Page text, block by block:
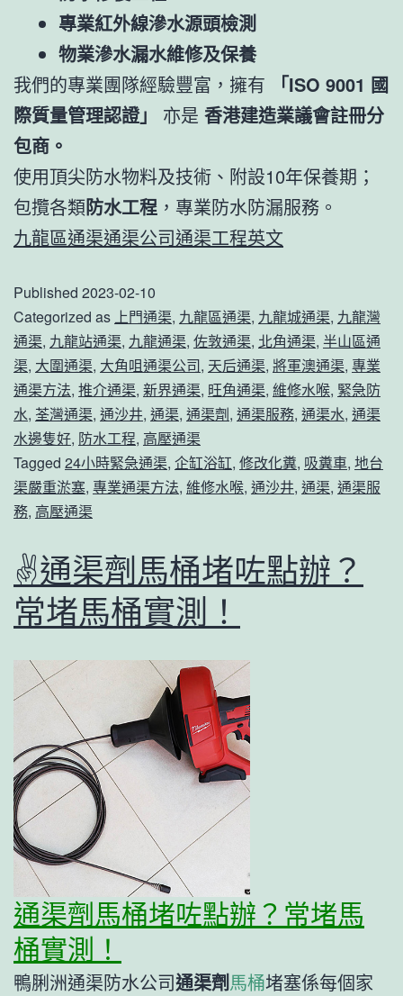
專業紅外線滲水源頭檢測
物業滲水漏水維修及保養
我們的專業團隊經驗豐富，擁有
「ISO 9001 國
際質量管理認證」
亦是 香港建造業議會註冊分
包商。
使用頂尖防水物料及技術、附設10年保養期；
包攬各類防水工程 ，專業防水防漏服務。
九龍區通渠通渠公司通渠工程英文
Published 2023-02-10
Categorized as 上門通渠, 九龍區通渠, 九龍城通渠, 九龍灣
通渠, 九龍站通渠, 九龍通渠, 佐敦通渠, 北角通渠, 半山區通
渠, 大圍通渠, 大角咀通渠公司, 天后通渠, 將軍澳通渠, 專業
通渠方法, 推介通渠, 新界通渠, 旺角通渠, 維修水喉, 緊急防
水, 荃灣通渠, 通沙井, 通渠, 通渠劑, 通渠服務, 通渠水, 通渠
水邊隻好, 防水工程, 高壓通渠
Tagged 24小時緊急通渠, 企缸浴缸, 修改化糞, 吸糞車, 地台
渠嚴重淤塞, 專業通渠方法, 維修水喉, 通沙井, 通渠, 通渠服
務, 高壓通渠
✌通渠劑馬桶堵咗點辦？
常堵馬桶實測！
通渠劑馬桶堵咗點辦？常堵馬
桶實測！
鴨脷洲通渠防水公司通渠劑馬桶堵塞係每個家